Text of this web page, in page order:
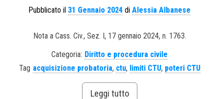
Pubblicato il 31 Gennaio 2024 di Alessia Albanese
Nota a Cass. Civ., Sez. I, 17 gennaio 2024, n. 1763.
Categoria: Diritto e procedura civile
Tag acquisizione probatoria, ctu, limiti CTU, poteri CTU
Leggi tutto